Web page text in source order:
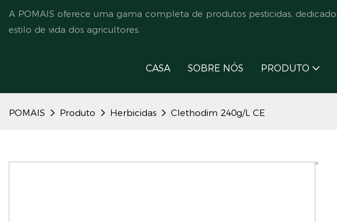
A POMAIS oferece uma gama completa de produtos pesticidas,
estilo de vida dos agricultores.
CASA SOBRE NÓS PRODUTO
POMAIS Produto Herbicidas Clethodim 240g/L CE